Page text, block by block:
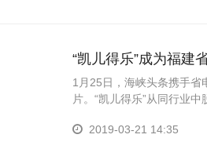
“凯儿得乐”成为福建
1月25日，海峡头条携手省
片。“凯儿得乐”从同行业
2019-03-21 14:35